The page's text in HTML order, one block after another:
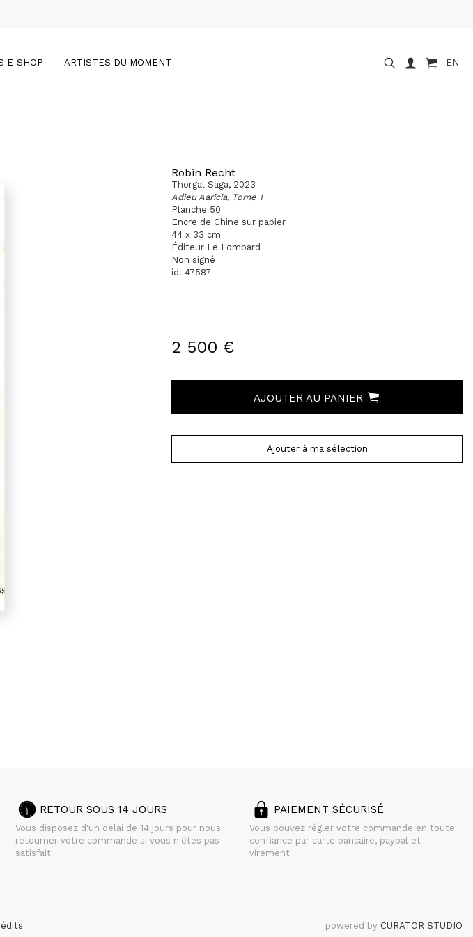
E-SHOP ARTISTES DU MOMENT EN
Robin Recht
Thorgal Saga, 2023
Adieu Aaricia, Tome 1
Planche 50
Encre de Chine sur papier
44 x 33 cm
Éditeur Le Lombard
Non signé
id. 47587
2 500 €
AJOUTER AU PANIER
Ajouter à ma sélection
RETOUR SOUS 14 JOURS
Vous disposez d'un délai de 14 jours pour nous
retourner votre commande si vous n'êtes pas
satisfait
PAIEMENT SÉCURISÉ
Vous pouvez régler votre commande en toute
confiance par carte bancaire, paypal et
virement
powered by CURATOR STUDIO